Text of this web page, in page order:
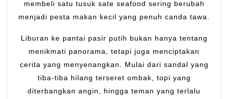
membeli satu tusuk sate seafood sering berubah
menjadi pesta makan kecil yang penuh canda tawa.
Liburan ke pantai pasir putih bukan hanya tentang
menikmati panorama, tetapi juga menciptakan
cerita yang menyenangkan. Mulai dari sandal yang
tiba-tiba hilang terseret ombak, topi yang
diterbangkan angin, hingga teman yang terlalu